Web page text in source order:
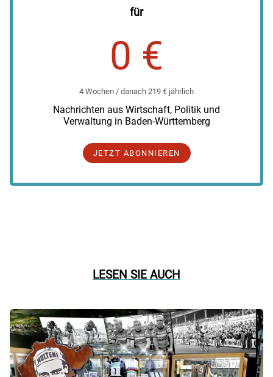
für
0 €
4 Wochen / danach 219 € jährlich
Nachrichten aus Wirtschaft, Politik und
Verwaltung in Baden-Württemberg
JETZT ABONNIEREN
LESEN SIE AUCH